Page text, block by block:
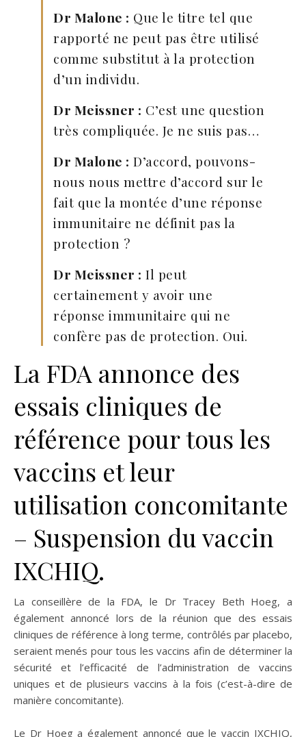
Dr Malone : Que le titre tel que
rapporté ne peut pas être utilisé
comme substitut à la protection
d’un individu.
Dr Meissner : C’est une question
très compliquée. Je ne suis pas…
Dr Malone : D’accord, pouvons-
nous nous mettre d’accord sur le
fait que la montée d’une réponse
immunitaire ne définit pas la
protection ?
Dr Meissner : Il peut
certainement y avoir une
réponse immunitaire qui ne
confère pas de protection. Oui.
La FDA annonce des
essais cliniques de
référence pour tous les
vaccins et leur
utilisation concomitante
– Suspension du vaccin
IXCHIQ.
La conseillère de la FDA, le Dr Tracey Beth Hoeg, a
également annoncé lors de la réunion que des essais
cliniques de référence à long terme, contrôlés par placebo,
seraient menés pour tous les vaccins afin de déterminer la
sécurité et l’efficacité de l’administration de vaccins
uniques et de plusieurs vaccins à la fois (c’est-à-dire de
manière concomitante).
Le Dr Hoeg a également annoncé que le vaccin IXCHIQ,